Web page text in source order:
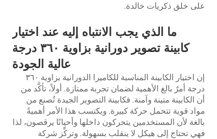
على خلق ذكريات خالدة.
ما الذي يجب الانتباه إليه عند اختيار
كابينة تصوير دورانية بزاوية ٣٦٠ درجة
عالية الجودة
إن اختيار الكابينة المناسبة للكاميرا الدورانية بزاوية ٣٦٠
درجة أمرٌ بالغ الأهمية لضمان تجربة ممتازة. أولاً، تأكَّد من
أن الكابينة متينة وآمنة. فكابينة التصوير الجيدة تُصنع من
مواد قوية تتحمل حركة كبيرة. ويكتسب هذا الأمر أهميةً
بالغة لأن المستخدمين يتحركون داخلها وأحيانًا يرقصون، لذا
فهي تحتاج إلى هيكل لا ينقلب بسهولة. وتركِّز شركة